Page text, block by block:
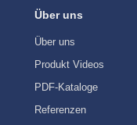
Über uns
Über uns
Produkt Videos
PDF-Kataloge
Referenzen